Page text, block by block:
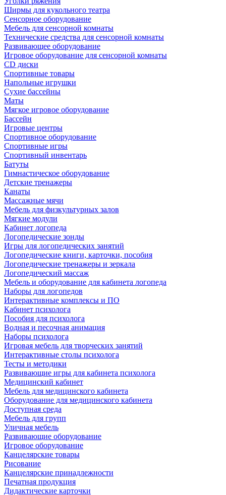
Ширмы для кукольного театра
Сенсорное оборудование
Мебель для сенсорной комнаты
Технические средства для сенсорной комнаты
Развивающее оборудование
Игровое оборудование для сенсорной комнаты
CD диски
Спортивные товары
Напольные игрушки
Сухие бассейны
Маты
Мягкое игровое оборудование
Бассейн
Игровые центры
Спортивное оборудование
Спортивные игры
Спортивный инвентарь
Батуты
Гимнастическое оборудование
Детские тренажеры
Канаты
Массажные мячи
Мебель для физкультурных залов
Мягкие модули
Кабинет логопеда
Логопедические зонды
Игры для логопедических занятий
Логопедические книги, карточки, пособия
Логопедические тренажеры и зеркала
Логопедический массаж
Мебель и оборудование для кабинета логопеда
Наборы для логопедов
Интерактивные комплексы и ПО
Кабинет психолога
Пособия для психолога
Водная и песочная анимация
Наборы психолога
Игровая мебель для творческих занятий
Интерактивные столы психолога
Тесты и методики
Развивающие игры для кабинета психолога
Медицинский кабинет
Мебель для медицинского кабинета
Оборудование для медицинского кабинета
Доступная среда
Мебель для групп
Уличная мебель
Развивающие оборудование
Игровое оборудование
Канцелярские товары
Рисование
Канцелярские принадлежности
Печатная продукция
Дидактические карточки